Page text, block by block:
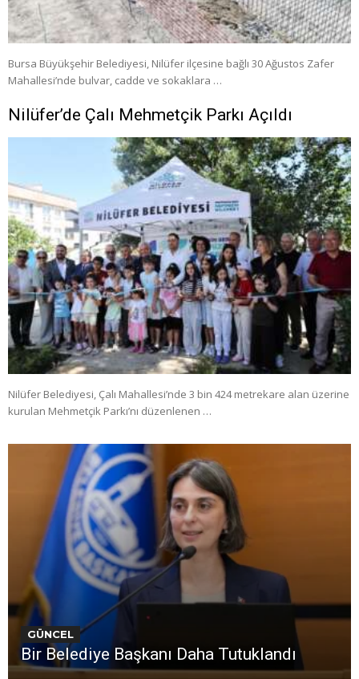
Bursa Büyükşehir Belediyesi, Nilüfer ilçesine bağlı 30 Ağustos Zafer
Mahallesi’nde bulvar, cadde ve sokaklara …
Nilüfer’de Çalı Mehmetçik Parkı Açıldı
Nilüfer Belediyesi, Çalı Mahallesi’nde 3 bin 424 metrekare alan üzerine
kurulan Mehmetçik Parkı’nı düzenlenen …
GÜNCEL
Bir Belediye Başkanı Daha Tutuklandı